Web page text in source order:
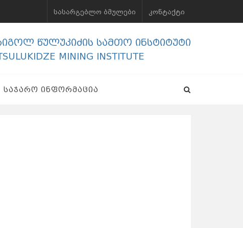
ᲡᲐᲡᲐᲠᲒᲔᲑᲚᲝ ᲑᲛᲣᲚᲔᲑᲘ ᲙᲝᲜᲢᲐᲥᲢᲘ
წულუკიძის სამთო ინსტიტუტი
MINING INSTITUTE
ᲡᲐᲯᲐᲠᲝ ᲘᲜᲤᲝᲠᲛᲐᲪᲘᲐ